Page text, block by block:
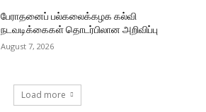
பேராதனைப் பல்கலைக்கழக கல்வி
நடவடிக்கைகள் தொடர்பிலான அறிவிப்பு
August 7, 2026
Load more